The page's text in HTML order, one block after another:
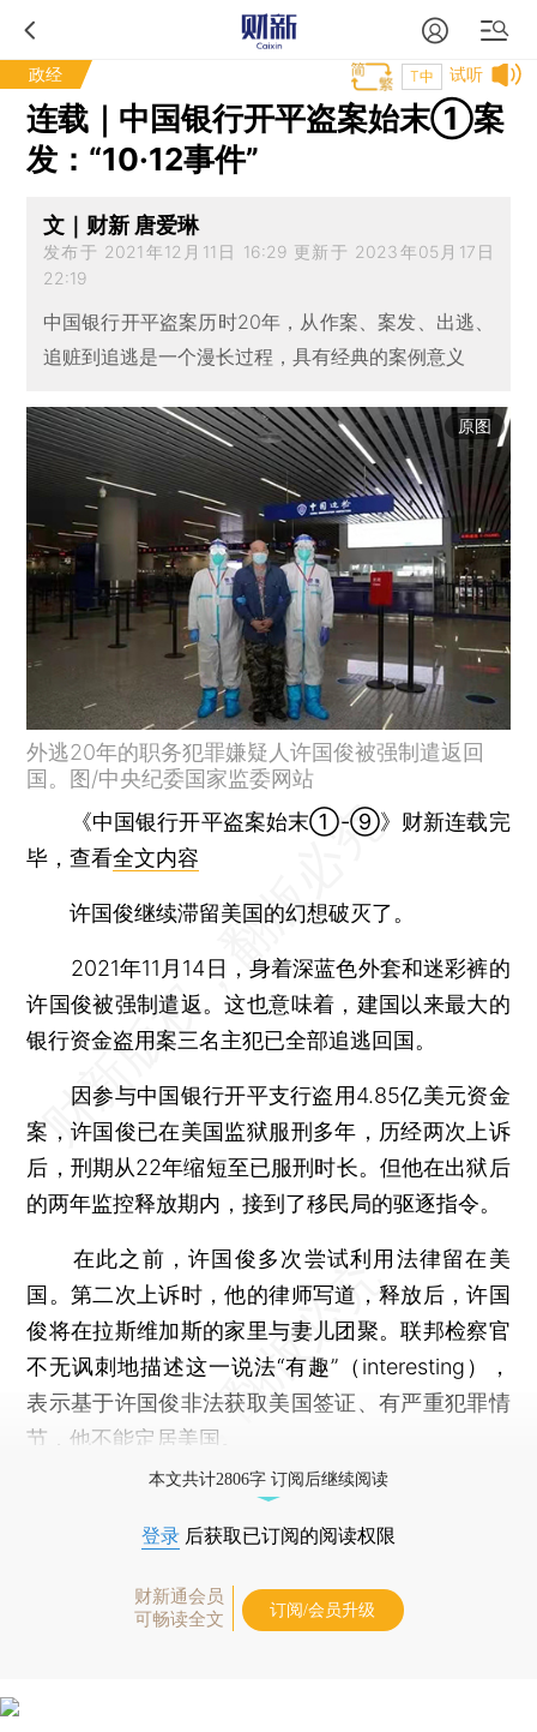
政经 试听
T中
连载｜中国银行开平盗案始末①案
发：“10·12事件”
文｜财新 唐爱琳
发布于 2021年12月11日 16:29 更新于 2023年05月17日
22:19
中国银行开平盗案历时20年，从作案、案发、出逃、
追赃到追逃是一个漫长过程，具有经典的案例意义
原图
外逃20年的职务犯罪嫌疑人许国俊被强制遣返回
国。图/中央纪委国家监委网站
《中国银行开平盗案始末①-⑨》财新连载完
毕，查看全文内容
许国俊继续滞留美国的幻想破灭了。
2021年11月14日，身着深蓝色外套和迷彩裤的
许国俊被强制遣返。这也意味着，建国以来最大的
银行资金盗用案三名主犯已全部追逃回国。
因参与中国银行开平支行盗用4.85亿美元资金
案，许国俊已在美国监狱服刑多年，历经两次上诉
后，刑期从22年缩短至已服刑时长。但他在出狱后
的两年监控释放期内，接到了移民局的驱逐指令。
在此之前，许国俊多次尝试利用法律留在美
国。第二次上诉时，他的律师写道，释放后，许国
俊将在拉斯维加斯的家里与妻儿团聚。联邦检察官
不无讽刺地描述这一说法“有趣”（interesting），
表示基于许国俊非法获取美国签证、有严重犯罪情
节，他不能定居美国。
本文共计2806字 订阅后继续阅读
登录 后获取已订阅的阅读权限
财新通会员
可畅读全文
订阅/会员升级